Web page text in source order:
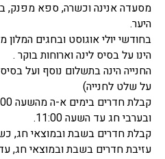
מסעדה אנינה וכשרה, ספא מפנק,
היער.
בחודשי יולי אוגוסט ובחגים
הינו על בסיס לינה וארוחות בוקר .
החנייה הינה בתשלום נוסף ועל
על שלט לחנייה)
ובערבי חג עד השעה 11:00.
קבלת חדרים בשבת ובמוצאי חג,
עזיבת חדרים בשבת ובמוצאי חג, עד